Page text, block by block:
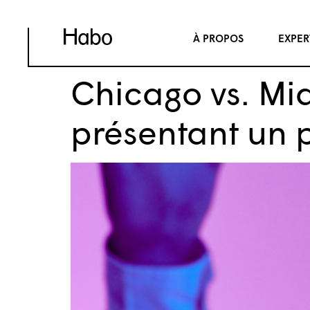
À PROPOS
Chicago vs.
présentant un